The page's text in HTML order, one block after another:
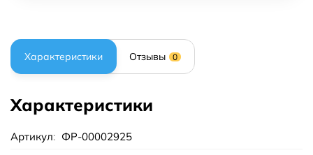
Характеристики Отзывы 0
Характеристики
Артикул: ФР-00002925